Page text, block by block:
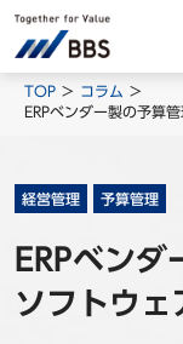
サー
TOP
コラム
ERPベンダー製の予算
経営管理 予算管理
ERPベンダ
ソフトウェ